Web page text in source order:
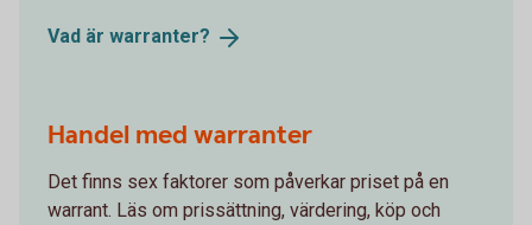
Vad är warranter?
Handel med warranter
Det finns sex faktorer som påverkar priset på en
warrant. Läs om prissättning, värdering, köp och